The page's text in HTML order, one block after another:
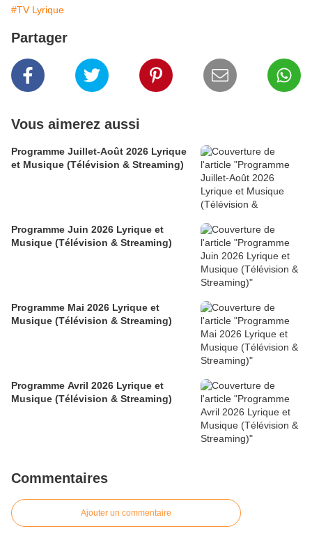
#TV Lyrique
Partager
Vous aimerez aussi
Programme Juillet-Août 2026 Lyrique
et Musique (Télévision & Streaming)
Programme Juin 2026 Lyrique et
Musique (Télévision & Streaming)
Programme Mai 2026 Lyrique et
Musique (Télévision & Streaming)
Programme Avril 2026 Lyrique et
Musique (Télévision & Streaming)
Commentaires
Ajouter un commentaire